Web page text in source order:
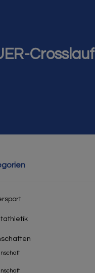
Crosslauf